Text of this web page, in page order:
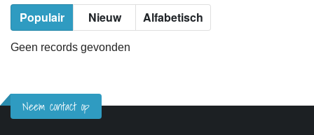
Populair Nieuw Alfabetisch
Geen records gevonden
Neem contact op